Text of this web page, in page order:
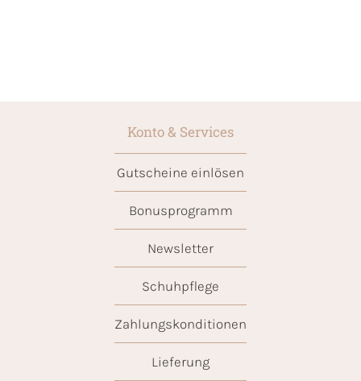
Konto & Services
Gutscheine einlösen
Bonusprogramm
Newsletter
Schuhpflege
Zahlungskonditionen
Lieferung